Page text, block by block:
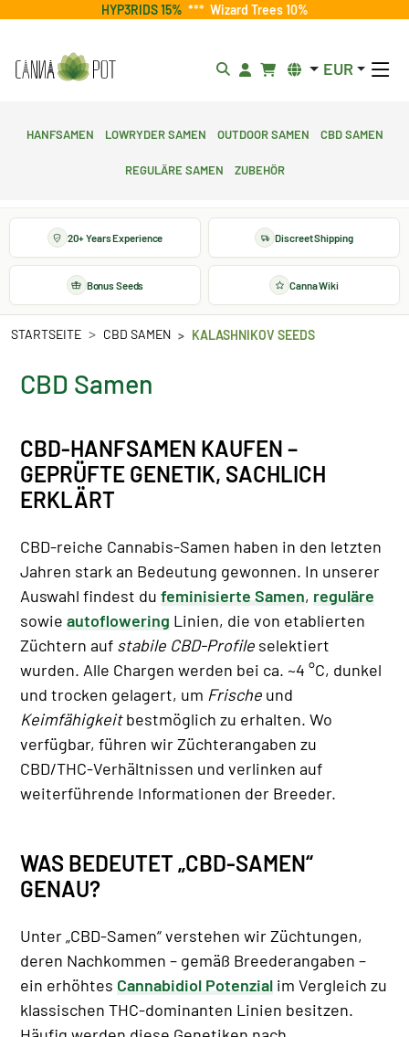
HYP3RIDS 15% *** Wizard Trees 10%
EUR
Hanfsamen Lowryder Samen Outdoor Samen CBD Samen
Reguläre Samen Zubehör
20+ Years Experience Discreet Shipping
Bonus Seeds Canna Wiki
STARTSEITE CBD SAMEN KALASHNIKOV SEEDS
CBD Samen
CBD-HANFSAMEN KAUFEN –
GEPRÜFTE GENETIK, SACHLICH
ERKLÄRT
CBD-reiche Cannabis-Samen haben in den letzten
Jahren stark an Bedeutung gewonnen. In unserer
Auswahl findest du feminisierte Samen, reguläre
sowie autoflowering Linien, die von etablierten
Züchtern auf stabile CBD-Profile selektiert
wurden. Alle Chargen werden bei ca. ~4 °C, dunkel
und trocken gelagert, um Frische und
Keimfähigkeitbestmöglich zu erhalten. Wo
verfügbar, führen wir Züchterangaben zu
CBD/THC-Verhältnissen und verlinken auf
weiterführende Informationen der Breeder.
WAS BEDEUTET „CBD-SAMEN“
GENAU?
Unter „CBD-Samen“ verstehen wir Züchtungen,
deren Nachkommen – gemäß Breederangaben –
ein erhöhtes Cannabidiol Potenzial im Vergleich zu
klassischen THC-dominanten Linien besitzen.